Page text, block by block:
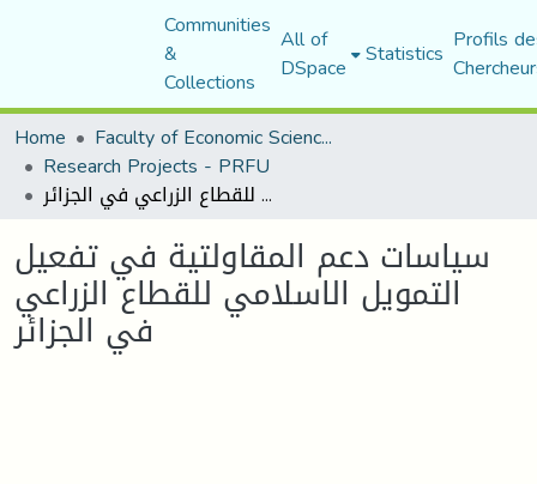
Communities
&
Collections
All of
DSpace Statistics Profils
Home
Faculty of Economic Sciences, Commerce and Management Sciences
Research Projects - PRFU
سياسات دعم المقاولتية في تفعيل التمويل الاسلامي للقطاع الزراعي في الجزائر
سياسات دعم المقاولتية في تفعيل
التمويل الاسلامي للقطاع الزراعي
في الجزائر